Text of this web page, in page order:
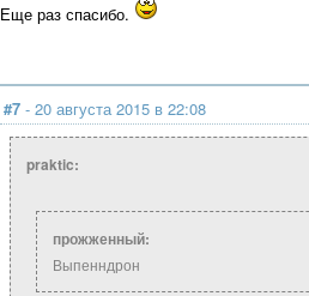
Еще раз спасибо.
#7 - 20 августа 2015 в 22:08
praktic:
прожженный:
Выпенндрон